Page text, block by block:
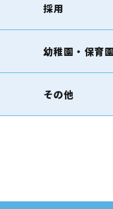
採用
幼稚園・保育
その他